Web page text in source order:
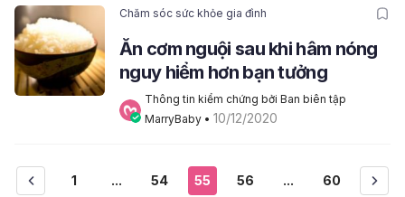
Chăm sóc sức khỏe gia đình
Ăn cơm nguội sau khi hâm nóng
nguy hiểm hơn bạn tưởng
Thông tin kiểm chứng bởi Ban biên tập
MarryBaby • 10/12/2020
1 ... 54 55 56 ... 60